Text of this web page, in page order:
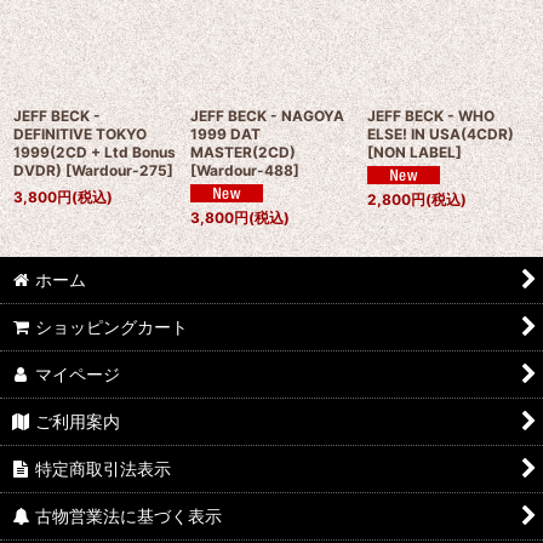
JEFF BECK -
DEFINITIVE TOKYO
1999(2CD + Ltd Bonus
DVDR) [Wardour-275]
3,800円(税込)
JEFF BECK - NAGOYA
1999 DAT
MASTER(2CD)
[Wardour-488]
3,800円(税込)
JEFF BECK - WHO
ELSE! IN USA(4CDR)
[NON LABEL]
2,800円(税込)
ホーム
ショッピングカート
マイページ
ご利用案内
特定商取引法表示
古物営業法に基づく表示